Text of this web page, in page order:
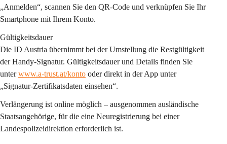
„Anmelden“, scannen Sie den QR-Code und verknüpfen Sie Ihr
Smartphone mit Ihrem Konto.
Gültigkeitsdauer
Die ID Austria übernimmt bei der Umstellung die Restgültigkeit
der Handy-Signatur. Gültigkeitsdauer und Details finden Sie
unter www.a-trust.at/konto oder direkt in der App unter
„Signatur-Zertifikatsdaten einsehen“.
Verlängerung ist online möglich – ausgenommen ausländische
Staatsangehörige, für die eine Neuregistrierung bei einer
Landespolizeidirektion erforderlich ist.